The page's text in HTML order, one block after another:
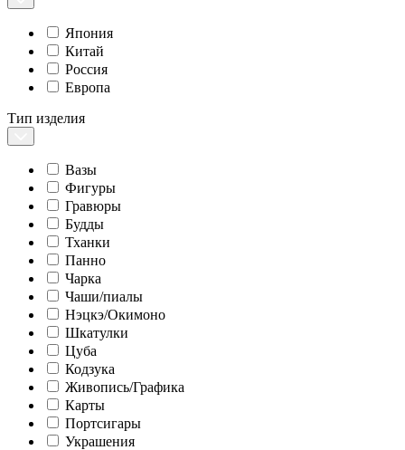
Япония
Китай
Россия
Европа
Тип изделия
Вазы
Фигуры
Гравюры
Будды
Тханки
Панно
Чарка
Чаши/пиалы
Нэцкэ/Окимоно
Шкатулки
Цуба
Кодзука
Живопись/Графика
Карты
Портсигары
Украшения